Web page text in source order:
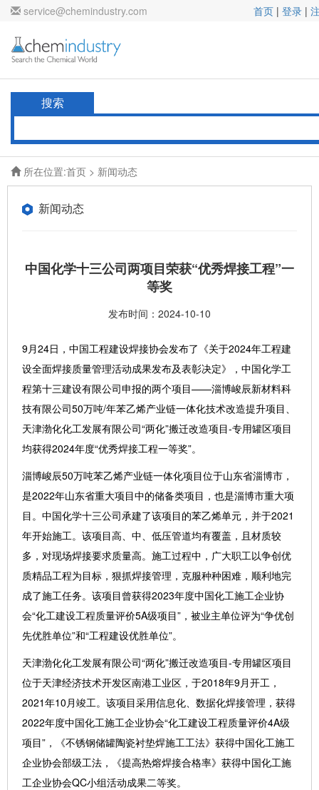
service@chemindustry.com 首页 | 登录 |
搜索
所在位置:首页 > 新闻动态
新闻动态
中国化学十三公司两项目荣获“优秀焊接工程”一
等奖
发布时间：2024-10-10
9月24日，中国工程建设焊接协会发布了《关于2024年工程建
设全面焊接质量管理活动成果发布及表彰决定》，中国化学工
程第十三建设有限公司申报的两个项目——淄博峻辰新材料科
技有限公司50万吨/年苯乙烯产业链一体化技术改造提升项目、
天津渤化化工发展有限公司“两化”搬迁改造项目-专用罐区项目
均获得2024年度“优秀焊接工程一等奖”。
淄博峻辰50万吨苯乙烯产业链一体化项目位于山东省淄博市，
是2022年山东省重大项目中的储备类项目，也是淄博市重大项
目。中国化学十三公司承建了该项目的苯乙烯单元，并于2021
年开始施工。该项目高、中、低压管道均有覆盖，且材质较
多，对现场焊接要求质量高。施工过程中，广大职工以争创优
质精品工程为目标，狠抓焊接管理，克服种种困难，顺利地完
成了施工任务。该项目曾获得2023年度中国化工施工企业协
会“化工建设工程质量评价5A级项目”，被业主单位评为“争优创
先优胜单位”和“工程建设优胜单位”。
天津渤化化工发展有限公司“两化”搬迁改造项目-专用罐区项目
位于天津经济技术开发区南港工业区，于2018年9月开工，
2021年10月竣工。该项目采用信息化、数据化焊接管理，获得
2022年度中国化工施工企业协会“化工建设工程质量评价4A级
项目”，《不锈钢储罐陶瓷衬垫焊施工工法》获得中国化工施工
企业协会部级工法，《提高热熔焊接合格率》获得中国化工施
工企业协会QC小组活动成果二等奖。